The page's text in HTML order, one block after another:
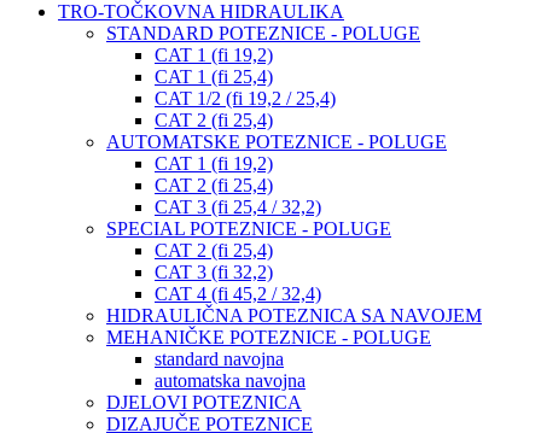
TRO-TOČKOVNA HIDRAULIKA
STANDARD POTEZNICE - POLUGE
CAT 1 (fi 19,2)
CAT 1 (fi 25,4)
CAT 1/2 (fi 19,2 / 25,4)
CAT 2 (fi 25,4)
AUTOMATSKE POTEZNICE - POLUGE
CAT 1 (fi 19,2)
CAT 2 (fi 25,4)
CAT 3 (fi 25,4 / 32,2)
SPECIAL POTEZNICE - POLUGE
CAT 2 (fi 25,4)
CAT 3 (fi 32,2)
CAT 4 (fi 45,2 / 32,4)
HIDRAULIČNA POTEZNICA SA NAVOJEM
MEHANIČKE POTEZNICE - POLUGE
standard navojna
automatska navojna
DJELOVI POTEZNICA
DIZAJUČE POTEZNICE